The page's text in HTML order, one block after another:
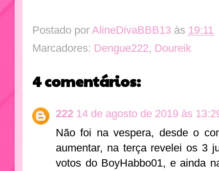
Postado por AlineDivaBBB13 às 19:11
Marcadores: Dengue222, Doureik
4 comentários:
222 14 de agosto de 2019 às
Não foi na vespera, desde o
aumentar, na terça revelei os 3
votos do BoyHabbo01, e ainda